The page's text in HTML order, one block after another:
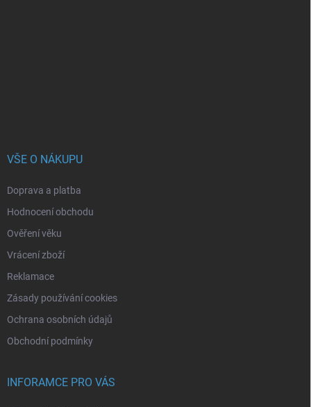
VŠE O NÁKUPU
Doprava a platba
Hodnocení obchodu
Ověření věku
Vrácení zboží
Reklamace
Zásady používání cookies
Ochrana osobních údajů
Obchodní podmínky
INFORAMCE PRO VÁS